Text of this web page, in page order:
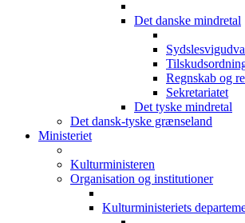
Det danske mindretal
Regnskab og
Sekretariatet
Det tyske mindretal
Det dansk-tyske grænseland
Ministeriet
Kulturministeren
Organisation og institutioner
Kulturministeriets